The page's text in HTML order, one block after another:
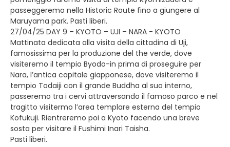
passeggeremo nella Historic Route fino a giungere al
Maruyama park. Pasti liberi.
27/04/25 DAY 9 – KYOTO – UJI – NARA - KYOTO
Mattinata dedicata alla visita della cittadina di Uji,
famosissima per la produzione del the verde, dove
visiteremo il tempio Byodo-in prima di proseguire per
Nara, l’antica capitale giapponese, dove visiteremo il
tempio Todaiji con il grande Buddha al suo interno,
passeremo tra i cervi attraversando il famoso parco e nel
tragitto visitermo l’area templare esterna del tempio
Kofukuji. Rientreremo poi a Kyoto facendo una breve
sosta per visitare il Fushimi Inari Taisha.
Pasti liberi.